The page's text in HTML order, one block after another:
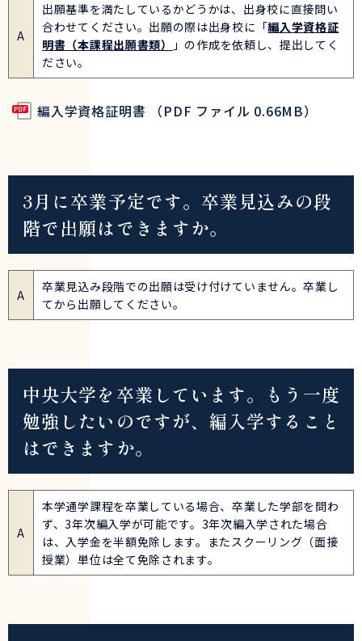
A
出願基準を満たしているかどうかは、出身校に直接問い
合わせてください。出願の際は出身校に「編入学資格証
明書（本課程出願書類）
」の作成を依頼し、提出してく
ださい。
編入学資格証明書 （PDF ファイル 0.66MB）
3月に卒業予定です。卒業見込みの段
階で出願はできますか。
A
卒業見込み段階での出願は受け付けていません。卒業し
てから出願してください。
中央大学を卒業しています。もう一度
勉強したいのですが、編入学すること
はできますか。
A
本学通学課程を卒業している場合、卒業した学部を問わ
ず、3年次編入学が可能です。3年次編入学された場合
は、入学金を半額免除します。またスクーリング（面接
授業）単位は全て免除されます。